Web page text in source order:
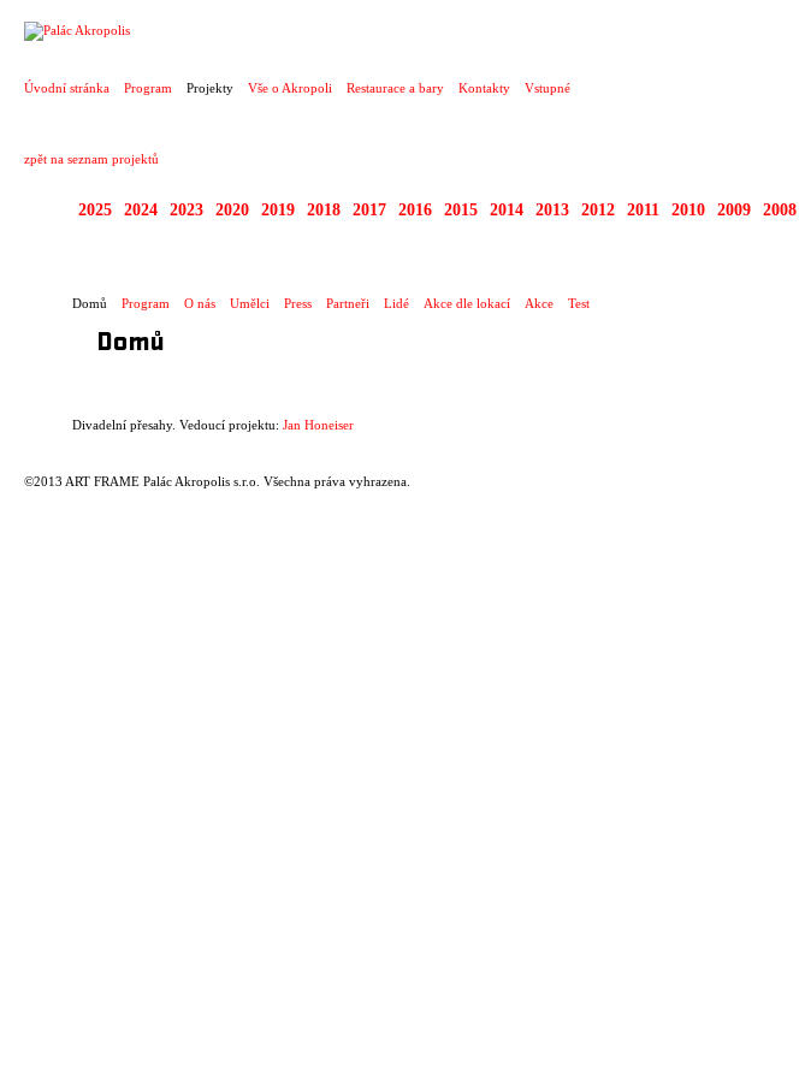
Úvodní stránka Program Projekty Vše o Akropoli Restaurace a bary Kontakty Vstupné
zpět na seznam projektů
2025 2024 2023 2020 2019 2018 2017 2016 2015 2014 2013 2012 2011 2010 2009 2008
Domů Program O nás Umělci Press Partneři Lidé Akce dle lokací Akce Test
Domů
Divadelní přesahy. Vedoucí projektu: Jan Honeiser
©2013 ART FRAME Palác Akropolis s.r.o. Všechna práva vyhrazena.